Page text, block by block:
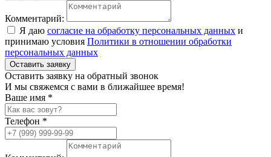
Комментарий:
Я даю согласие на обработку персональных данных и
принимаю условия Политики в отношении обработки
персональных данных
Оставить заявку
Оставить заявку на обратный звонок
И мы свяжемся с вами в ближайшее время!
Ваше имя *
Телефон *